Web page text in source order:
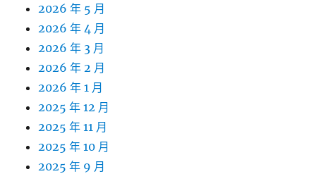
2026 年 5 月
2026 年 4 月
2026 年 3 月
2026 年 2 月
2026 年 1 月
2025 年 12 月
2025 年 11 月
2025 年 10 月
2025 年 9 月